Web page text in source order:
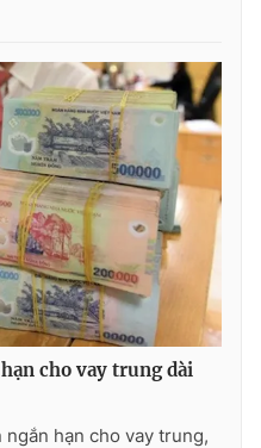
cho vay trung dài
hạn cho vay trung,